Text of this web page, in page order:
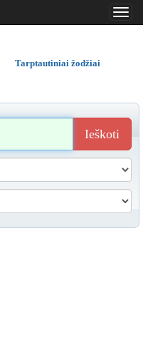
..
..
Tarptautiniai žodžiai
Ieškoti